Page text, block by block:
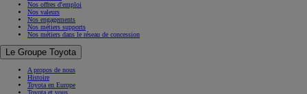
Nos offres d'emploi
Nos valeurs
Nos engagements
Nos métiers supports
Nos métiers dans le réseau de concession
Le Groupe Toyota
A propos de nous
Histoire
Toyota en Europe
Toyota et vous